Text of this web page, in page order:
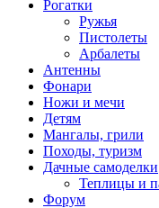
Рогатки
Ружья
Пистолеты
Арбалеты
Антенны
Фонари
Ножи и мечи
Детям
Мангалы, грили
Походы, туризм
Дачные самоделки
Теплицы и
Форум